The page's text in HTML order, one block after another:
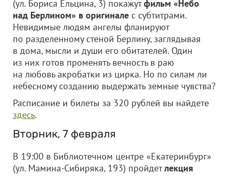
(ул. Бориса Ельцина, 3) покажутфильм «Небо
над Берлином» в оригинале с субтитрами.
Невидимые людям ангелы фланируют
по разделенному стеной Берлину, заглядывая
в дома, мысли и души его обитателей. Один
из них готов променять вечность в раю
на любовь акробатки из цирка. Но по силам ли
небесному созданию выдержать земные чувства?
Расписание и билеты за 320 рублей вы найдете
здесь.
Вторник, 7 февраля
В 19:00 в Библиотечном центре «Екатеринбург»
(ул. Мамина-Сибиряка, 193) пройдетлекция